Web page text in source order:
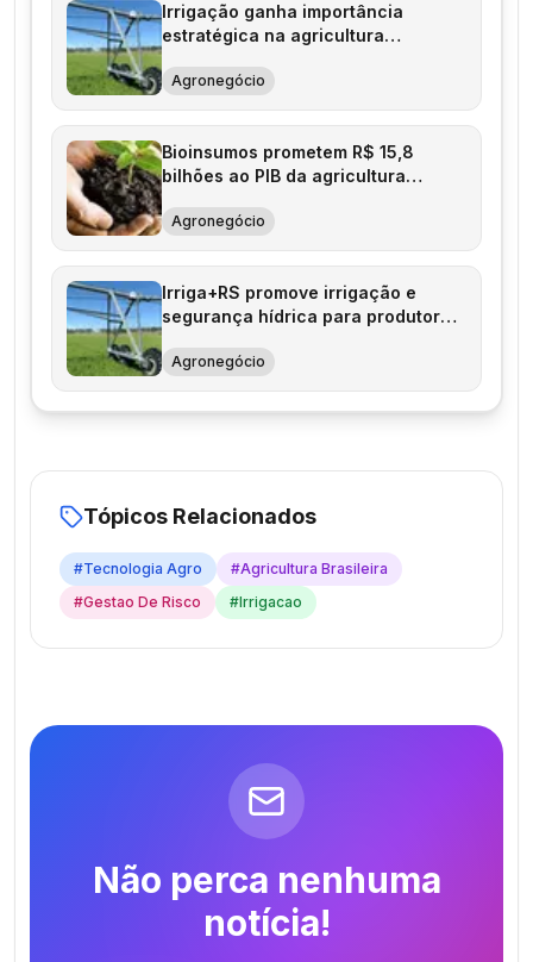
Irrigação ganha importância
estratégica na agricultura
Agronegócio
Bioinsumos prometem R$ 15,8
bilhões ao PIB da agricultura
Agronegócio
Irriga+RS promove irrigação e
segurança hídrica para produtores
Agronegócio
Tópicos Relacionados
#Tecnologia Agro #Agricultura Brasileira
#Gestao De Risco #Irrigacao
Não perca nenhuma
notícia!